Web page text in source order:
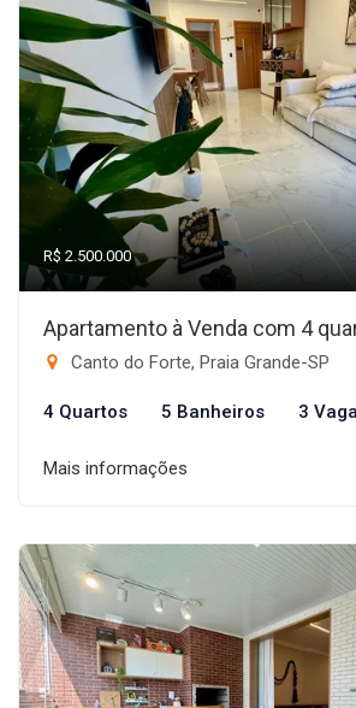
R$ 2.500.000
Apartamento à Venda com 4
Canto do Forte, Praia Grande-SP
4 Quartos 5 Banheiros 3
Mais informações